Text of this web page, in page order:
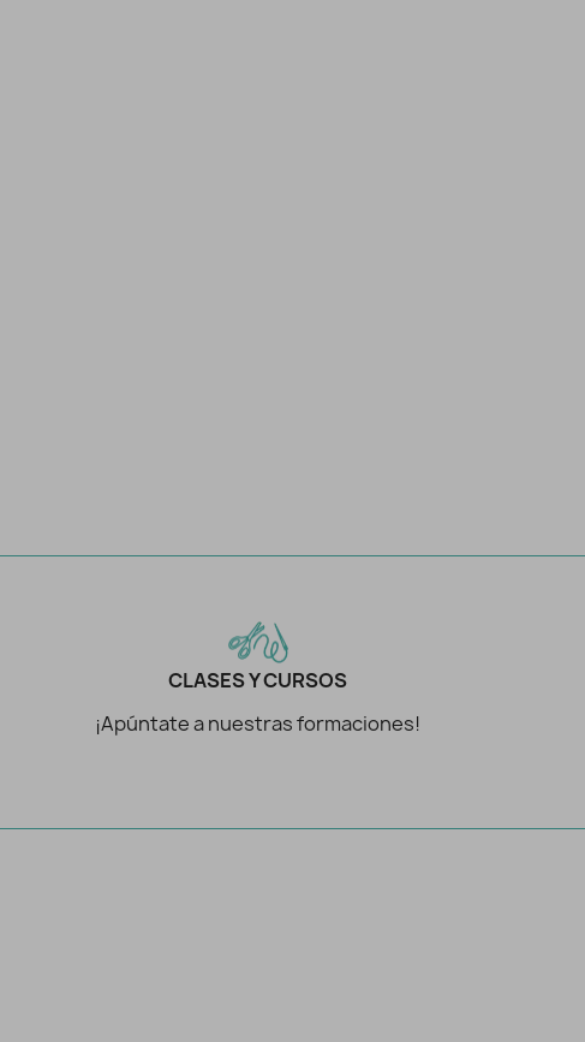
CLASES Y CURSOS
¡Apúntate a nuestras formaciones!